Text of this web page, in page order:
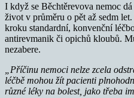
I když se Běchtěrevova nemoc
život v průměru o pět až sedm
kroku standardní, konvenční
antirevmanik či opichů kloubů.
nezabere.
„Příčinu nemoci nelze zcela
léčbě mohou žít pacienti
různé léky na bolest, jako třeba